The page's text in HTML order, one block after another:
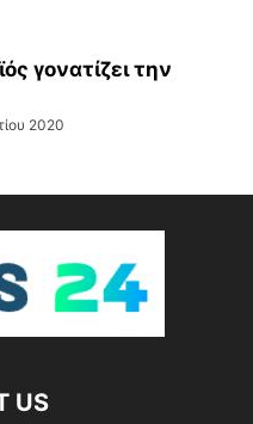
γονατίζει την
2020
US